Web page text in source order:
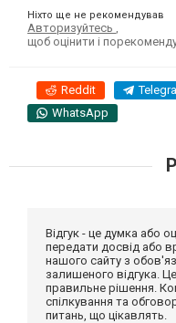
Ніхто ще не рекомендував
Авторизуйтесь
щоб оцінити і
Reddit
WhatsApp
Відгук - це думка або
передати досвід або
нашого сайту з
залишеного відгука.
правильне рішення.
спілкування та
питань, що цікавлять.